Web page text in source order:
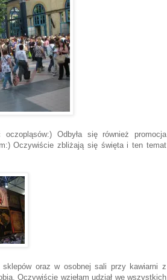
Odbyła się również promocja
Oczywiście zbliżają się święta i ten temat
oraz w osobnej sali przy kawiarni z
Oczywiście wzięłam udział we wszystkich